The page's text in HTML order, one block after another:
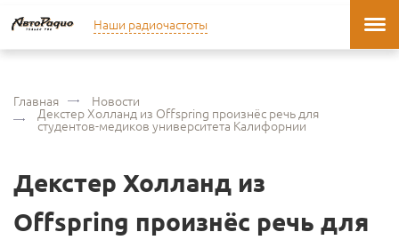
Наши радиочастоты
Главная Новости
Декстер Холланд из Offspring произнёс речь для
студентов-медиков университета Калифорнии
Декстер Холланд из
Offspring произнёс речь для